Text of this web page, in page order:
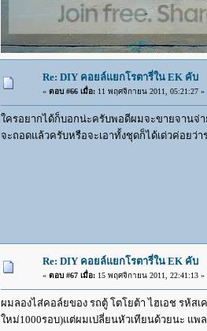
Re: DIY คอยล์แยกโรตารี่ใน EK คับ
« ตอบ #66 เมื่อ:11 พฤศจิกายน 2011, 05:21:27 »
ใครอยากได้ก็บอกน่ะครับพอดีผมจะขายจานจ่า
จะถอดแล้วครับหรือจะเอาทั้งชุดก็ได้เด่วค่อยว่
Re: DIY คอยล์แยกโรตารี่ใน EK คับ
« ตอบ #67 เมื่อ:15 พฤศจิกายน 2011, 22:41:13 »
ผมลองไส่คอล์ยของ รถตู้ โตโยต้า ไฮเอช รห้ส
ใหม่1000รอบ)แต่ผมเปลี่ยนหัวเทียนด้วยนะ แพ